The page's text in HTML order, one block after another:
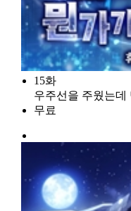
15화
우주선을 주웠는데
무료